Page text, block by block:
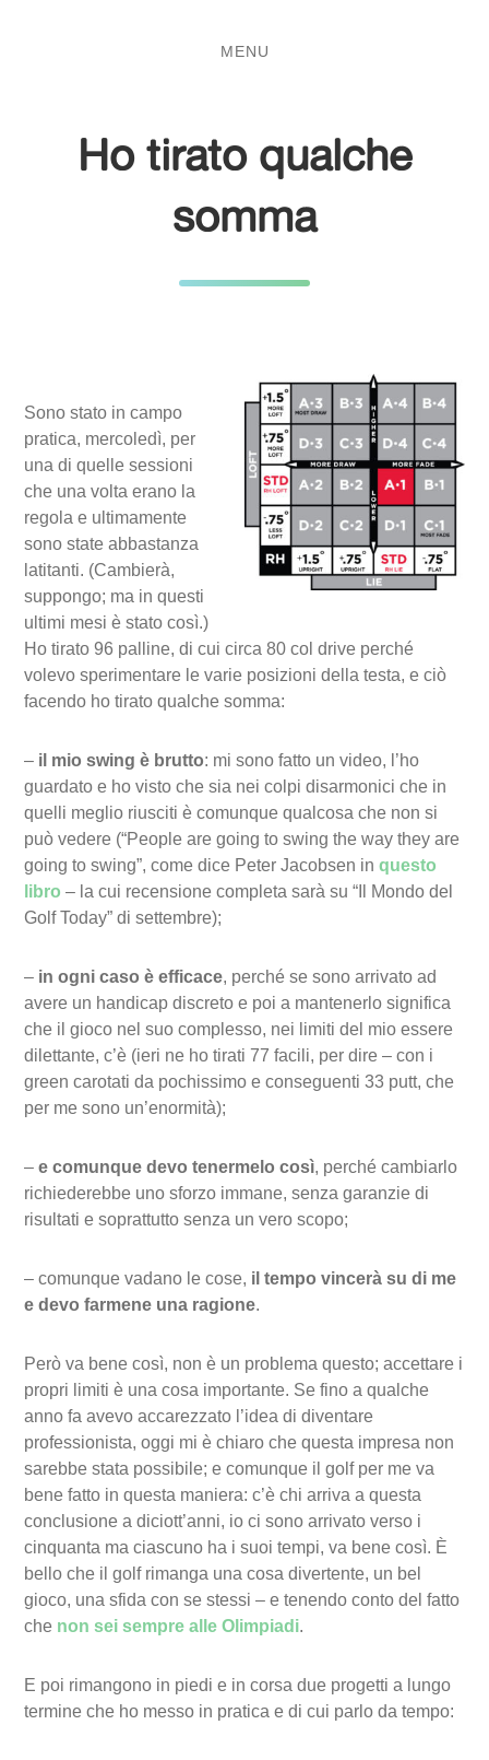
MENU
Ho tirato qualche
somma
Sono stato in campo
pratica, mercoledì, per
una di quelle sessioni
che una volta erano la
regola e ultimamente
sono state abbastanza
latitanti. (Cambierà,
suppongo; ma in questi
ultimi mesi è stato così.)
Ho tirato 96 palline, di cui circa 80 col drive perché
volevo sperimentare le varie posizioni della testa, e ciò
facendo ho tirato qualche somma:
– il mio swing è brutto: mi sono fatto un video, l’ho
guardato e ho visto che sia nei colpi disarmonici che in
quelli meglio riusciti è comunque qualcosa che non si
può vedere (“People are going to swing the way they are
going to swing”, come dice Peter Jacobsen inquesto
libro – la cui recensione completa sarà su “Il Mondo del
Golf Today” di settembre);
– in ogni caso è efficace, perché se sono arrivato ad
avere un handicap discreto e poi a mantenerlo significa
che il gioco nel suo complesso, nei limiti del mio essere
dilettante, c’è (ieri ne ho tirati 77 facili, per dire – con i
green carotati da pochissimo e conseguenti 33 putt, che
per me sono un’enormità);
–e comunque devo tenermelo così, perché cambiarlo
richiederebbe uno sforzo immane, senza garanzie di
risultati e soprattutto senza un vero scopo;
– comunque vadano le cose, il tempo vincerà su di me
e devo farmene una ragione.
Però va bene così, non è un problema questo; accettare i
propri limiti è una cosa importante. Se fino a qualche
anno fa avevo accarezzato l’idea di diventare
professionista, oggi mi è chiaro che questa impresa non
sarebbe stata possibile; e comunque il golf per me va
bene fatto in questa maniera: c’è chi arriva a questa
conclusione a diciott’anni, io ci sono arrivato verso i
cinquanta ma ciascuno ha i suoi tempi, va bene così. È
bello che il golf rimanga una cosa divertente, un bel
gioco, una sfida con se stessi – e tenendo conto del fatto
che non sei sempre alle Olimpiadi.
E poi rimangono in piedi e in corsa due progetti a lungo
termine che ho messo in pratica e di cui parlo da tempo: